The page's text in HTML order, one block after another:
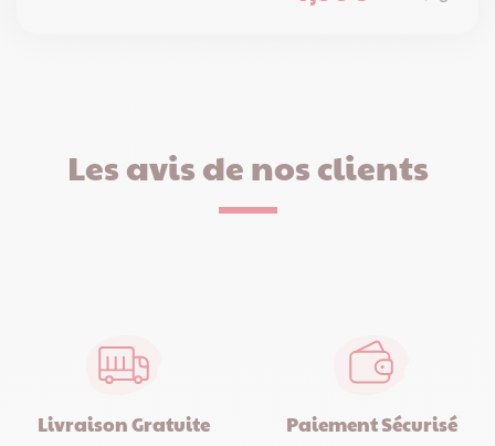
Les avis de nos clients
Livraison Gratuite Paiement Sécurisé